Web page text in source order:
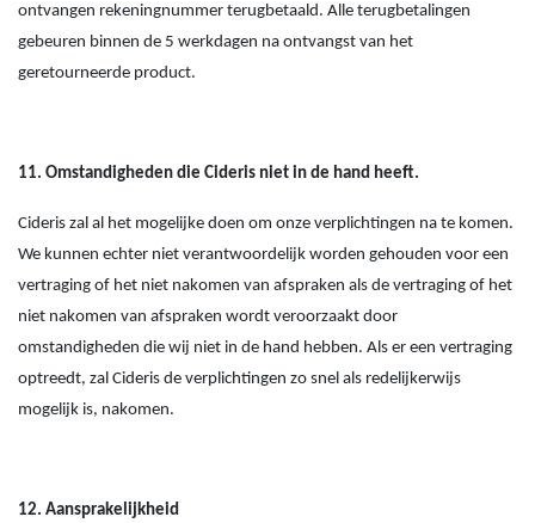
ontvangen rekeningnummer terugbetaald. Alle terugbetalingen
gebeuren binnen de 5 werkdagen na ontvangst van het
geretourneerde product.
11. Omstandigheden die Cideris niet in de hand heeft.
Cideris zal al het mogelijke doen om onze verplichtingen na te komen.
We kunnen echter niet verantwoordelijk worden gehouden voor een
vertraging of het niet nakomen van afspraken als de vertraging of het
niet nakomen van afspraken wordt veroorzaakt door
omstandigheden die wij niet in de hand hebben. Als er een vertraging
optreedt, zal Cideris de verplichtingen zo snel als redelijkerwijs
mogelijk is, nakomen.
12. Aansprakelijkheid